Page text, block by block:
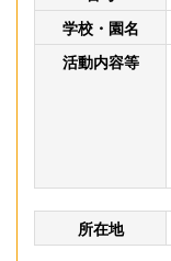
学校・園名
活動内容等
所在地